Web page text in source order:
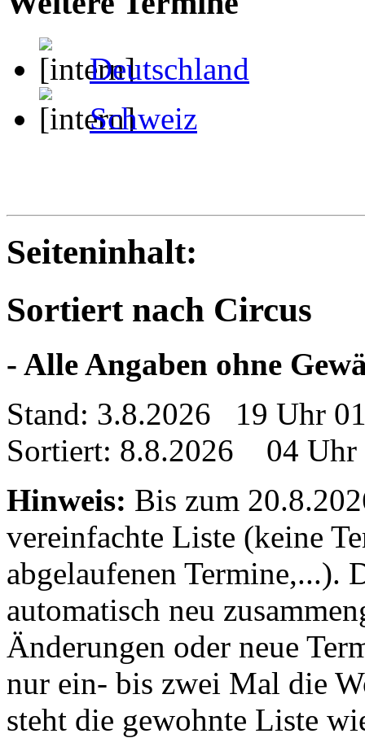
Deutschland
Schweiz
Seiteninhalt:
Sortiert nach Circus
- Alle Angaben ohne
Stand: 3.8.2026 19 Uhr
Sortiert: 8.8.2026 04 Uhr
Hinweis: Bis zum
vereinfachte Liste (keine
abgelaufenen
automatisch neu
Änderungen oder neue
nur ein- bis zwei Mal die
steht die gewohnte Liste